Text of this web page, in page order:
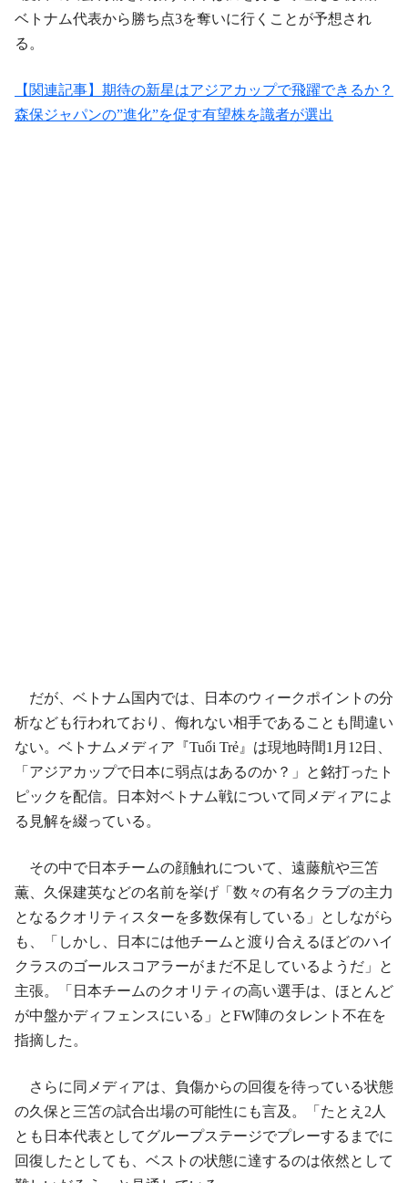
ベトナム代表から勝ち点3を奪いに行くことが予想され
る。
【関連記事】期待の新星はアジアカップで飛躍できるか？
森保ジャパンの”進化”を促す有望株を識者が選出
だが、ベトナム国内では、日本のウィークポイントの分
析なども行われており、侮れない相手であることも間違い
ない。ベトナムメディア『Tuổi Trẻ』は現地時間1月12日、
「アジアカップで日本に弱点はあるのか？」と銘打ったト
ピックを配信。日本対ベトナム戦について同メディアによ
る見解を綴っている。
その中で日本チームの顔触れについて、遠藤航や三笘
薫、久保建英などの名前を挙げ「数々の有名クラブの主力
となるクオリティスターを多数保有している」としながら
も、「しかし、日本には他チームと渡り合えるほどのハイ
クラスのゴールスコアラーがまだ不足しているようだ」と
主張。「日本チームのクオリティの高い選手は、ほとんど
が中盤かディフェンスにいる」とFW陣のタレント不在を
指摘した。
さらに同メディアは、負傷からの回復を待っている状態
の久保と三笘の試合出場の可能性にも言及。「たとえ2人
とも日本代表としてグループステージでプレーするまでに
回復したとしても、ベストの状態に達するのは依然として